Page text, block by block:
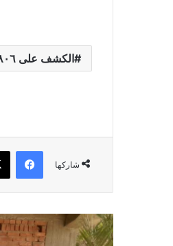
الكشف على ٨٠٦ مواطن خلال قافلة طبية مجانية بقرية العيون بمركز إيتاي البارود
شاركها
فيسبوك